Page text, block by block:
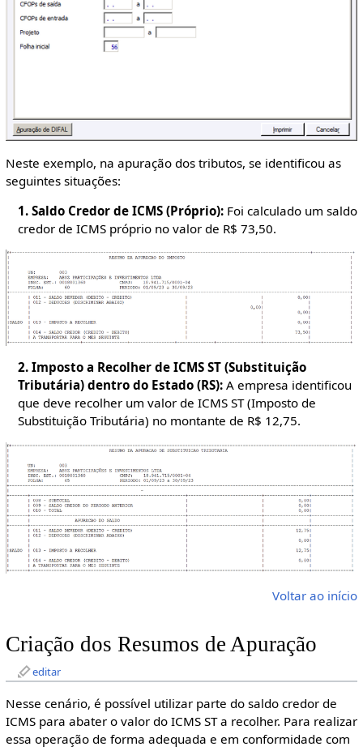
Neste exemplo, na apuração dos tributos, se identificou as
seguintes situações:
1. Saldo Credor de ICMS (Próprio): Foi calculado um saldo
credor de ICMS próprio no valor de R$ 73,50.
2. Imposto a Recolher de ICMS ST (Substituição
Tributária) dentro do Estado (RS): A empresa identificou
que deve recolher um valor de ICMS ST (Imposto de
Substituição Tributária) no montante de R$ 12,75.
Voltar ao início
Criação dos Resumos de Apuração
editar
Nesse cenário, é possível utilizar parte do saldo credor de
ICMS para abater o valor do ICMS ST a recolher. Para realizar
essa operação de forma adequada e em conformidade com